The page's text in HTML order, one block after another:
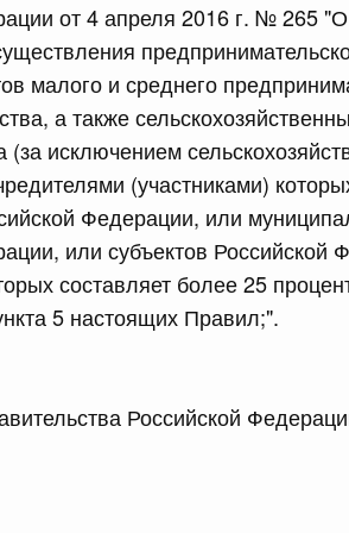
от 4 апреля 2016 г. № 265
малого и среднего
а также
исключением
(участниками)
Федерации, или
или субъектов
составляет более 25
5 настоящих Правил;".
Правительства
Федерации от 23.07.2026 г.
Российской Федерации от 20
Федерации от 23.07.2026 г.
Российской Федерации от 24
июля, среда
Федерации от 22.07.2026 г. №
Российской Федерации от 30
Федерации от 22.07.2026 г. №